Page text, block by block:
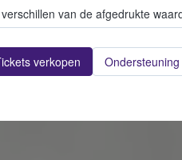
van de afgedrukte
verkopen Ondersteuning